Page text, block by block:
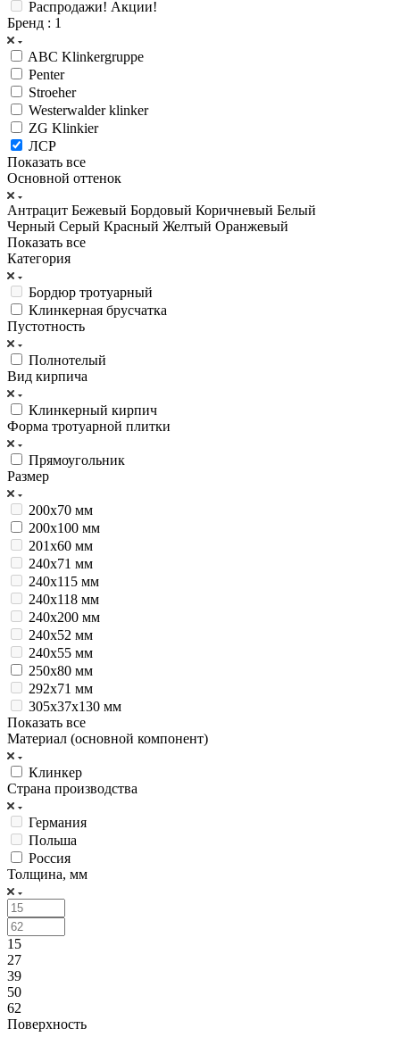
Распродажи! Акции!
Бренд : 1
ABC Klinkergruppe
Penter
Stroeher
Westerwalder klinker
ZG Klinkier
ЛСР
Показать все
Основной оттенок
Антрацит Бежевый Бордовый Коричневый Белый
Черный Серый Красный Желтый Оранжевый
Показать все
Категория
Бордюр тротуарный
Клинкерная брусчатка
Пустотность
Полнотелый
Вид кирпича
Клинкерный кирпич
Форма тротуарной плитки
Прямоугольник
Размер
200x70 мм
200х100 мм
201x60 мм
240x71 мм
240х115 мм
240х118 мм
240х200 мм
240х52 мм
240х55 мм
250х80 мм
292х71 мм
305х37х130 мм
Показать все
Материал (основной компонент)
Клинкер
Страна производства
Германия
Польша
Россия
Толщина, мм
15
27
39
50
62
Поверхность